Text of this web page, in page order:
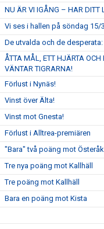
NU ÄR VI IGÅNG – HAR DITT
Vi ses i hallen på söndag 15/
De utvalda och de
ÅTTA MÅL, ETT HJÄRTA OCH
VÄNTAR TIGRARNA!
Förlust i Nynäs!
Vinst över Älta!
Vinst mot Gnesta!
Förlust i Alltrea-premiären
"Bara" två poäng mot
Tre nya poäng mot Kallhäll
Tre poäng mot Kallhäll
Bara en poäng mot Kista